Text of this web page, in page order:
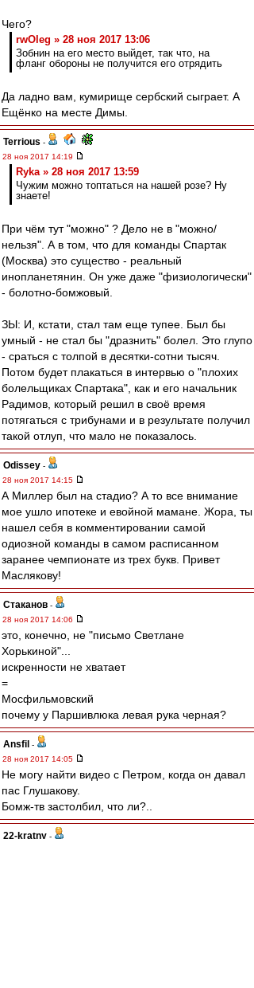
Чего?
rwOleg » 28 ноя 2017 13:06
Зобнин на его место выйдет, так что, на
фланг обороны не получится его отрядить
Да ладно вам, кумирище сербский сыграет. А
Ещёнко на месте Димы.
Terrious -
28 ноя 2017 14:19
Ryka » 28 ноя 2017 13:59
Чужим можно топтаться на нашей розе? Ну
знаете!
При чём тут "можно" ? Дело не в "можно/
нельзя". А в том, что для команды Спартак
(Москва) это существо - реальный
инопланетянин. Он уже даже "физиологически"
- болотно-бомжовый.
ЗЫ: И, кстати, стал там еще тупее. Был бы
умный - не стал бы "дразнить" болел. Это глупо
- сраться с толпой в десятки-сотни тысяч.
Потом будет плакаться в интервью о "плохих
болельщиках Спартака", как и его начальник
Радимов, который решил в своё время
потягаться с трибунами и в результате получил
такой отлуп, что мало не показалось.
Odissey -
28 ноя 2017 14:15
А Миллер был на стадио? А то все внимание
мое ушло ипотеке и евойной мамане. Жора, ты
нашел себя в комментировании самой
одиозной команды в самом расписанном
заранее чемпионате из трех букв. Привет
Маслякову!
Cтаканов -
28 ноя 2017 14:06
это, конечно, не "письмо Светлане
Хорькиной"...
искренности не хватает
=
Мосфильмовский
почему у Паршивлюка левая рука черная?
Ansfil -
28 ноя 2017 14:05
Не могу найти видео с Петром, когда он давал
пас Глушакову.
Бомж-тв застолбил, что ли?..
22-kratny -